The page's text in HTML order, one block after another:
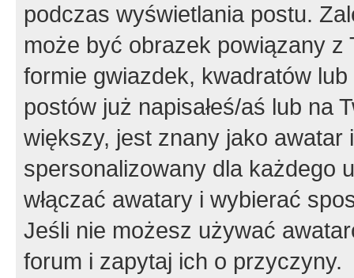
podczas wyświetlania postu.
może być obrazek powiązany z
formie gwiazdek, kwadratów
postów już napisałeś/aś lub na
większy, jest znany jako
spersonalizowany dla każdego
włączać awatary i wybierać
Jeśli nie możesz używać
forum i zapytaj ich o przyczyny.